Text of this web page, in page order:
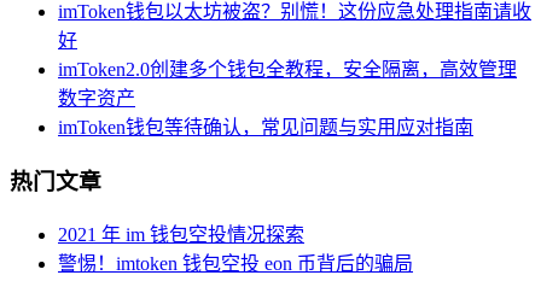
imToken钱包以太坊被盗？别慌！这份应急处理指南请收
好
imToken2.0创建多个钱包全教程，安全隔离，高效管理
数字资产
imToken钱包等待确认，常见问题与实用应对指南
热门文章
2021 年 im 钱包空投情况探索
警惕！imtoken 钱包空投 eon 币背后的骗局